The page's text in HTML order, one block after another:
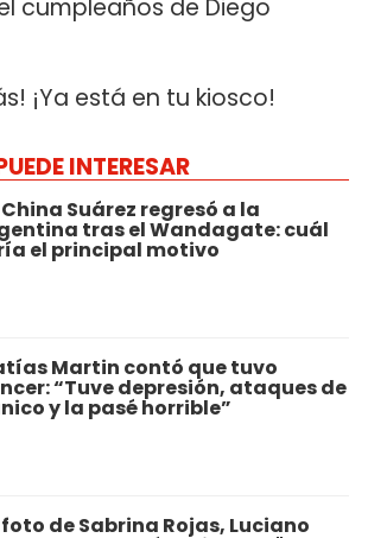
cumpleaños de Diego
¡Ya está en tu kiosco!
INTERESAR
China Suárez regresó a la
tras el Wandagate: cuál
el principal motivo
Martin contó que tuvo
“Tuve depresión, ataques de
y la pasé horrible”
foto de Sabrina Rojas, Luciano